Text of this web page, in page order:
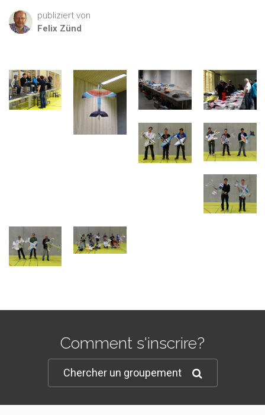
publiziert von
Felix Zünd
Comment s'inscrire?
Chercher un groupement